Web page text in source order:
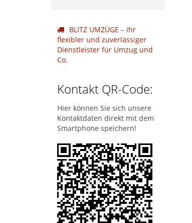
BLITZ UMZÜGE – ihr
flexibler und zuverlässiger
Dienstleister für Umzug und
Co.
Kontakt QR-Code:
Hier können Sie sich unsere
Kontaktdaten direkt mit dem
Smartphone speichern!